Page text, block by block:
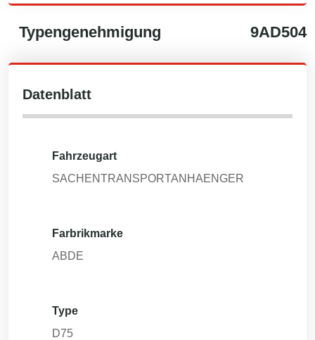
Typengenehmigung 9AD504
Datenblatt
Fahrzeugart
SACHENTRANSPORTANHAENGER
Farbrikmarke
ABDE
Type
D75